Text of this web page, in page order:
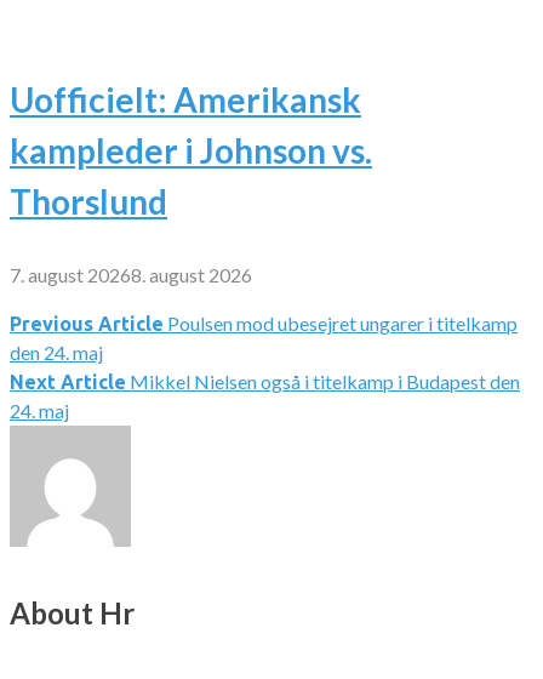
Uofficielt: Amerikansk
kampleder i Johnson vs.
Thorslund
7. august 20268. august 2026
Indlægsnavigation
Previous Article Poulsen mod ubesejret ungarer i titelkamp
den 24. maj
Next Article Mikkel Nielsen også i titelkamp i Budapest den
24. maj
About Hr